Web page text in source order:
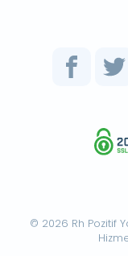
© 2026 Rh Pozitif